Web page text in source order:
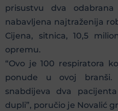
prisustvu dva
nabavljena najtraženija
Cijena, sitnica, 10,5
opremu.
“Ovo je 100 respiratora
ponude u ovoj
snabdijeva dva
dupli”, poručio je Novalić